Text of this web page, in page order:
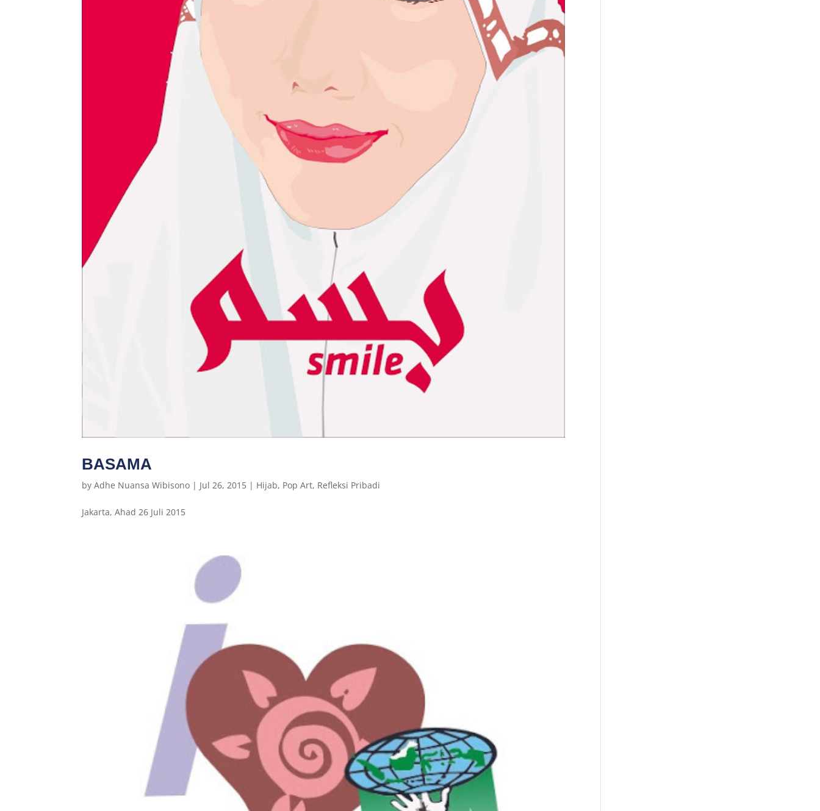
BASAMA
byAdhe Nuansa Wibisono | Jul 26, 2015 | Hijab, Pop Art, Refleksi Pribadi
Jakarta, Ahad 26 Juli 2015